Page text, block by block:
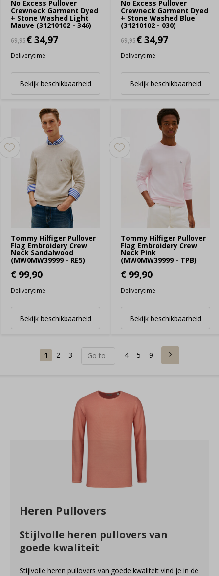
No Excess Pullover
Crewneck Garment Dyed
+ Stone Washed Light
Mauve (31210102 - 346)
69,95€ 34,97
Deliverytime
Bekijk beschikbaarheid
No Excess Pullover
Crewneck Garment Dyed
+ Stone Washed Blue
(31210102 - 030)
69,95€ 34,97
Deliverytime
Bekijk beschikbaarheid
Tommy Hilfiger Pullover
Flag Embroidery Crew
Neck Sandalwood
(MW0MW39999 - RE5)
€ 99,90
Deliverytime
Bekijk beschikbaarheid
Tommy Hilfiger Pullover
Flag Embroidery Crew
Neck Pink
(MW0MW39999 - TPB)
€ 99,90
Deliverytime
Bekijk beschikbaarheid
1 2 3 4 5 9
Heren Pullovers
Stijlvolle heren pullovers van
goede kwaliteit
Stijlvolle heren pullovers van goede kwaliteit vind je in de